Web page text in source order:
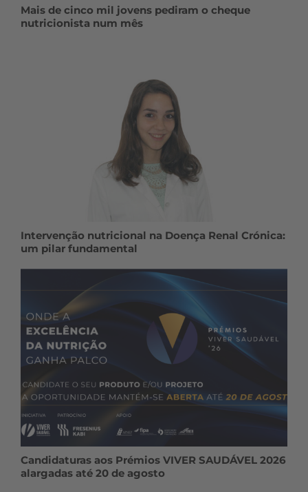
Mais de cinco mil jovens pediram o cheque
nutricionista num mês
Intervenção nutricional na Doença Renal Crónica:
um pilar fundamental
Candidaturas aos Prémios VIVER SAUDÁVEL 2026
alargadas até 20 de agosto